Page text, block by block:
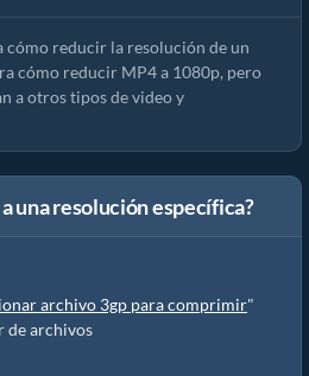
cómo reducir la resolución de un
cómo reducir MP4 a 1080p, pero
a otros tipos de video y
una resolución específica?
archivo 3gp para comprimir"
de archivos